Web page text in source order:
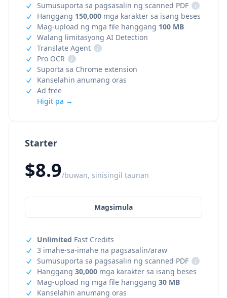
Starter
$8.9/buwan, sinisingil taunan
Magsimula
Unlimited Fast Credits
3 imahe-sa-imahe na pagsasalin/araw
Sumusuporta sa pagsasalin ng scanned PDF
i
Hanggang 30,000 mga karakter sa isang beses
Mag-upload ng mga file hanggang 30 MB
Kanselahin anumang oras
Sumusuporta sa pagsasalin ng scanned PDF
i
Hanggang 150,000 mga karakter sa isang beses
Mag-upload ng mga file hanggang 100 MB
Walang limitasyong AI Detection
Translate Agent
i
Pro OCR
i
Suporta sa Chrome extension
Kanselahin anumang oras
Ad free
Higit pa →